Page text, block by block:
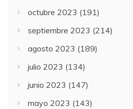
octubre 2023 (191)
septiembre 2023 (214)
agosto 2023 (189)
julio 2023 (134)
junio 2023 (147)
mayo 2023 (143)